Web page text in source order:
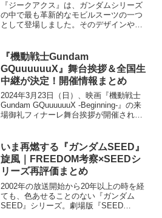
『ジークアクス』は、ガンダムシリーズ
の中で最も革新的なモビルスーツの一つ
として登場しました。そのデザインや技
は、初代ガンダムから始まり、各ガンダ
ム作品を経て、『ジークアク...
『機動戦士Gundam
GQuuuuuuX』舞台挨拶＆全国生
中継が決定！開催情報まとめ
2024年3月23日（日）、映画『機動戦士
Gundam GQuuuuuuX -Beginning-』の来
場御礼フィナーレ舞台挨拶が開催される
れ、全国のファンがリアルタイ...
いま再燃する『ガンダムSEED』
旋風｜FREEDOM考察×SEEDシ
リーズ再評価まとめ
2002年の放送開始から20年以上の時を経
ても、色あせることのない『ガンダム
SEED』シリーズ。劇場版『SEED